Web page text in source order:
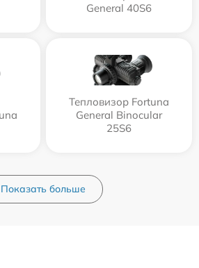
General 40S6
Тепловизор Fortuna
General Binocular
25S6
Показать больше